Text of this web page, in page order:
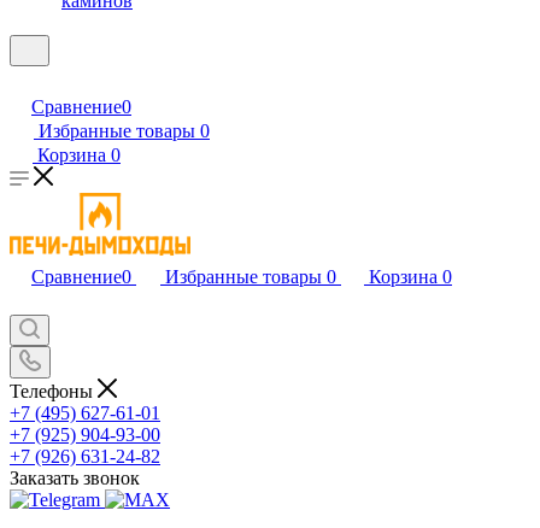
Сравнение0
Избранные товары 0
Корзина 0
Сравнение0 Избранные товары 0 Корзина 0
Телефоны
+7 (495) 627-61-01
+7 (925) 904-93-00
+7 (926) 631-24-82
Заказать звонок